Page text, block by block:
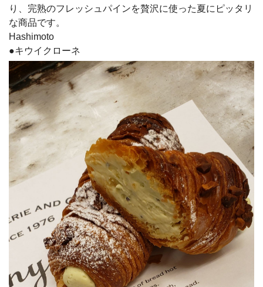
り、完熟のフレッシュパインを贅沢に使った夏にピッタリ
な商品です。
Hashimoto
●キウイクローネ